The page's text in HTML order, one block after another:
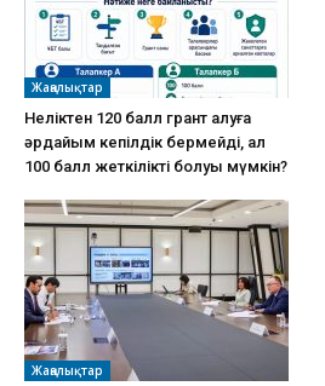
Жаңалықтар
Неліктен 120 балл грант алуға
әрдайым кепілдік бермейді, ал
100 балл жеткілікті болуы мүмкін?
Жаңалықтар